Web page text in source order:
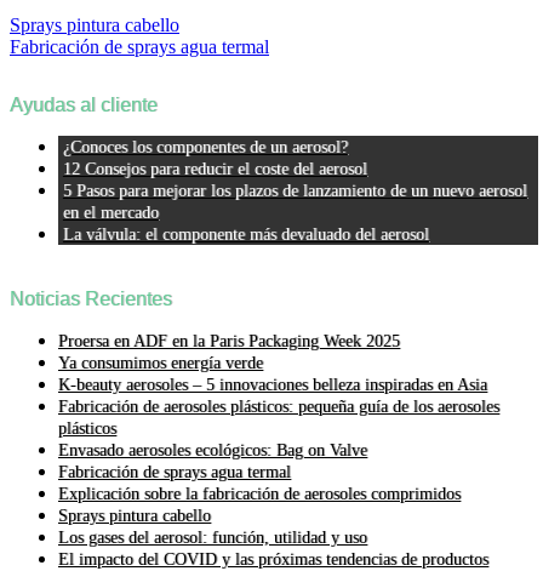
Sprays pintura cabello
Fabricación de sprays agua termal
Ayudas al cliente
¿Conoces los componentes de un aerosol?
12 Consejos para reducir el coste del aerosol
5 Pasos para mejorar los plazos de lanzamiento de un nuevo aerosol
en el mercado
La válvula: el componente más devaluado del aerosol
Noticias Recientes
Proersa en ADF en la Paris Packaging Week 2025
Ya consumimos energía verde
K-beauty aerosoles – 5 innovaciones belleza inspiradas en Asia
Fabricación de aerosoles plásticos: pequeña guía de los aerosoles
plásticos
Envasado aerosoles ecológicos: Bag on Valve
Fabricación de sprays agua termal
Explicación sobre la fabricación de aerosoles comprimidos
Sprays pintura cabello
Los gases del aerosol: función, utilidad y uso
El impacto del COVID y las próximas tendencias de productos